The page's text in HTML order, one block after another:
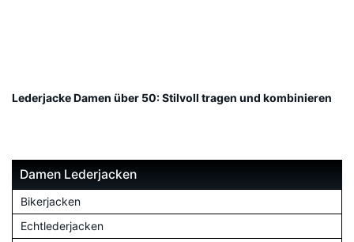
Lederjacke Damen über 50: Stilvoll tragen und kombinieren
Damen Lederjacken
Bikerjacken
Echtlederjacken